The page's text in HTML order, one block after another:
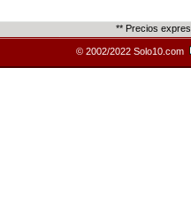
** Precios
© 2002/2022 Solo10.com